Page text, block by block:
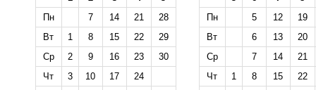
Пн
7 14 21
28
Вт
1 8 15 22
29
Ср
2 9 16 23
30
Чт
3 10 17
24
Пн
5 12
19
Вт
6 13
20
Ср
7 14
21
Чт
1 8 15
22